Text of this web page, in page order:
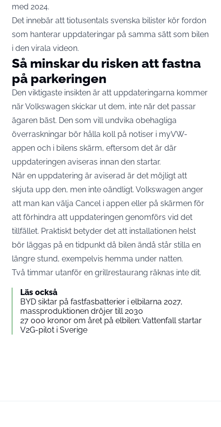
med 2024.
Det innebär att tiotusentals svenska bilister kör fordon
som hanterar uppdateringar på samma sätt som bilen
i den virala videon.
Så minskar du risken att fastna
på parkeringen
Den viktigaste insikten är att uppdateringarna kommer
när Volkswagen skickar ut dem, inte när det passar
ägaren bäst. Den som vill undvika obehagliga
överraskningar bör hålla koll på notiser i myVW-
appen och i bilens skärm, eftersom det är där
uppdateringen aviseras innan den startar.
När en uppdatering är aviserad är det möjligt att
skjuta upp den, men inte oändligt. Volkswagen anger
att man kan välja Cancel i appen eller på skärmen för
att förhindra att uppdateringen genomförs vid det
tillfället. Praktiskt betyder det att installationen helst
bör läggas på en tidpunkt då bilen ändå står stilla en
längre stund, exempelvis hemma under natten.
Två timmar utanför en grillrestaurang räknas inte dit.
Läs också
BYD siktar på fastfasbatterier i elbilarna 2027,
massproduktionen dröjer till 2030
27 000 kronor om året på elbilen: Vattenfall startar
V2G-pilot i Sverige